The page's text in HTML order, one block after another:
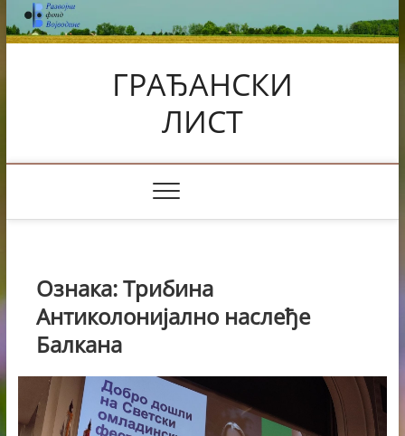
Skip
to
content
ГРАЂАНСКИ
ЛИСТ
Ознака:Трибина
Антиколонијално наслеђе
Балкана